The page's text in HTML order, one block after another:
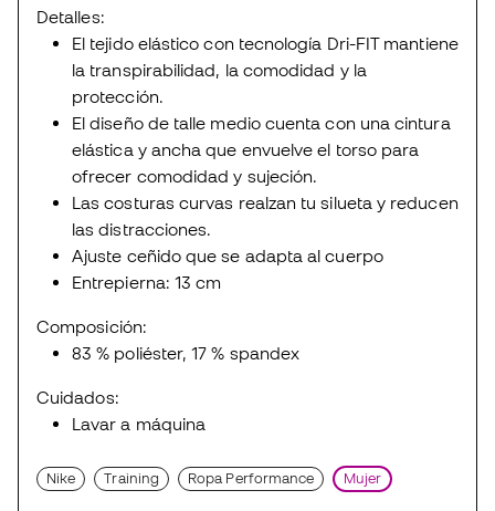
Detalles:
El tejido elástico con tecnología Dri-FIT mantiene
la transpirabilidad, la comodidad y la
protección.
El diseño de talle medio cuenta con una cintura
elástica y ancha que envuelve el torso para
ofrecer comodidad y sujeción.
Las costuras curvas realzan tu silueta y reducen
las distracciones.
Ajuste ceñido que se adapta al cuerpo
Entrepierna: 13 cm
Composición:
83 % poliéster, 17 % spandex
Cuidados:
Lavar a máquina
Nike Training Ropa Performance Mujer